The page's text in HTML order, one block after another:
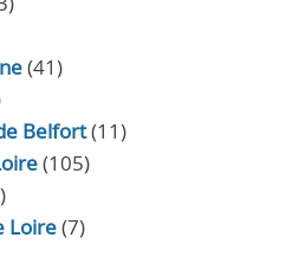
(41)
Belfort(11)
(105)
Loire(7)